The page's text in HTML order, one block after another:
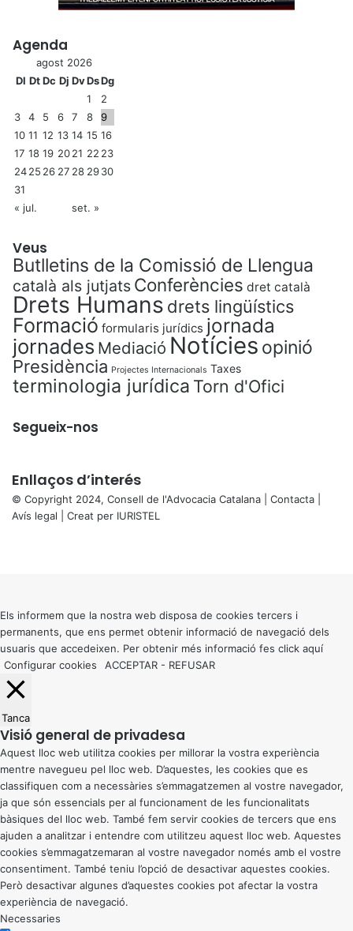
Agenda
agost 2026
Dl DtDc Dj DvDsDg
1
2
3
4 5 6 7 8
9
10 11 12 13 14 15 16
17 18 19 2021 22 23
2425 26 27 28 2930
31
« jul.
set. »
Veus
Butlletins de la Comissió de Llengua
català als jutjats Conferències dret català
Drets Humans drets lingüístics
Formació formularis jurídics jornada
jornades Mediació Notícies opinió
Presidència Projectes Internacionals Taxes
terminologia jurídica Torn d'Ofici
Segueix-nos
Enllaços d’interés
© Copyright 2024, Consell de l'Advocacia Catalana | Contacta
Avís legal | Creat per IURISTEL
button
Els informem que la nostra web disposa de cookies tercers i
permanents, que ens permet obtenir informació de navegació dels
usuaris que accedeixen. Per obtenir més informació fes click aquí
Configurar cookies
ACCEPTAR - REFUSAR
Tanca
Visió general de privadesa
Aquest lloc web utilitza cookies per millorar la vostra experiència
mentre navegueu pel lloc web. D’aquestes, les cookies que es
classifiquen com a necessàries s’emmagatzemen al vostre navegador,
ja que són essencials per al funcionament de les funcionalitats
bàsiques del lloc web. També fem servir cookies de tercers que ens
ajuden a analitzar i entendre com utilitzeu aquest lloc web. Aquestes
cookies s’emmagatzemaran al vostre navegador només amb el vostre
consentiment. També teniu l’opció de desactivar aquestes cookies.
Però desactivar algunes d’aquestes cookies pot afectar la vostra
experiència de navegació.
Necessaries